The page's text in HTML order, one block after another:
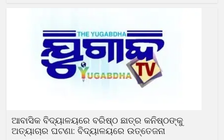
ଆବାସିକ ବିଦ୍ୟାଳୟରେ ବରିଷ୍ଠ ଛାତ୍ର କନିଷ୍ଠଙ୍କୁ
ଅତ୍ୟାଚାର ଘଟଣା: ବିଦ୍ୟାଳୟରେ ଉତ୍ତେଜନା